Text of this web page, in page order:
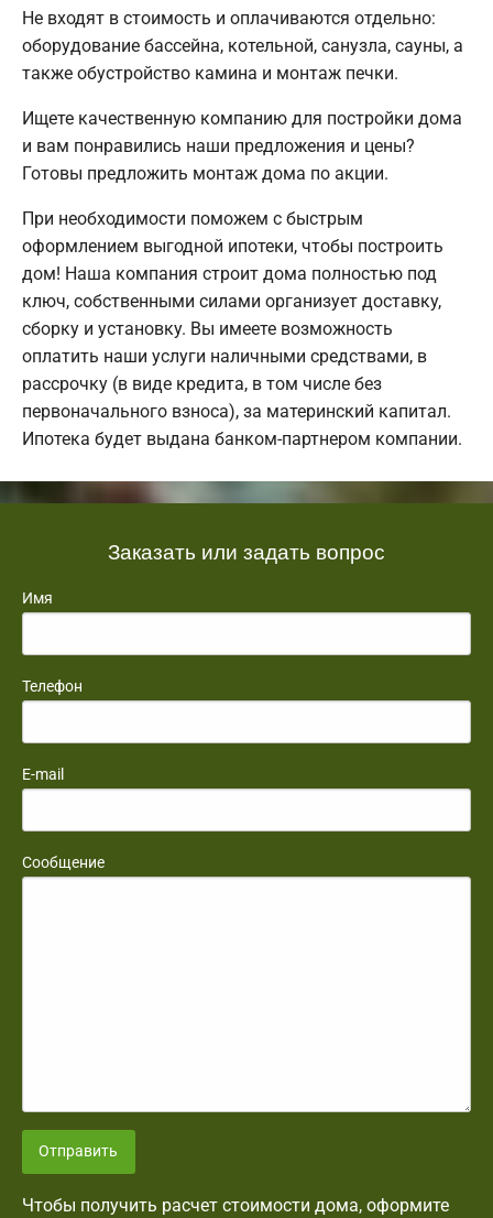
Не входят в стоимость и оплачиваются отдельно:
оборудование бассейна, котельной, санузла, сауны, а
также обустройство камина и монтаж печки.
Ищете качественную компанию для постройки дома
и вам понравились наши предложения и цены?
Готовы предложить монтаж дома по акции.
При необходимости поможем с быстрым
оформлением выгодной ипотеки, чтобы построить
дом! Наша компания строит дома полностью под
ключ, собственными силами организует доставку,
сборку и установку. Вы имеете возможность
оплатить наши услуги наличными средствами, в
рассрочку (в виде кредита, в том числе без
первоначального взноса), за материнский капитал.
Ипотека будет выдана банком-партнером компании.
Заказать или задать вопрос
Имя
Телефон
E-mail
Сообщение
Отправить
Чтобы получить расчет стоимости дома, оформите